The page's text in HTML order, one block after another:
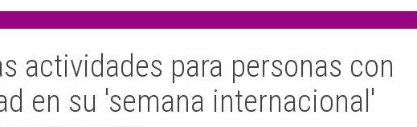
actividades para personas con
en su 'semana internacional'